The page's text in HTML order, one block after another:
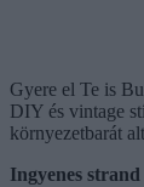
Gyere el Te is
DIY és vintage
környezetbarát
Ingyenes